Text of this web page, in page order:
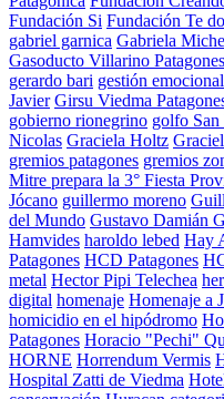
Fundación Si Fundación Te
gabriel garnica Gabriela
Gasoducto Villarino Patagones
gerardo bari gestión emocional
Javier Girsu Viedma
gobierno rionegrino golfo San
Nicolas Graciela Holtz
gremios patagones gremios
Mitre prepara la 3° Fiesta
Jócano guillermo moreno
del Mundo Gustavo Damián
Hamvides haroldo lebed Hay
Patagones HCD Patagones
metal Hector Pipi Telechea
digital homenaje Homenaje a
homicidio en el hipódromo
Patagones Horacio "Pechi"
HORNE Horrendum Vermis
Hospital Zatti de Viedma